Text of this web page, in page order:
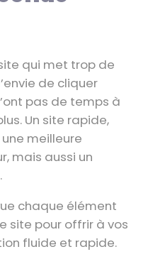
qui met trop de
de cliquer
pas de temps à
Un site rapide,
meilleure
mais aussi un
chaque élément
site pour offrir à vos
fluide et rapide.